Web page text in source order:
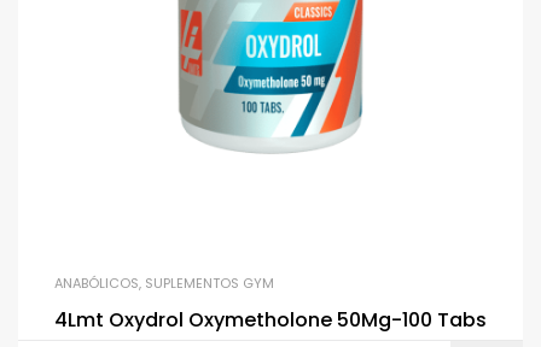
ANABÓLICOS, SUPLEMENTOS GYM
4Lmt Oxydrol Oxymetholone 50Mg-100 Tabs